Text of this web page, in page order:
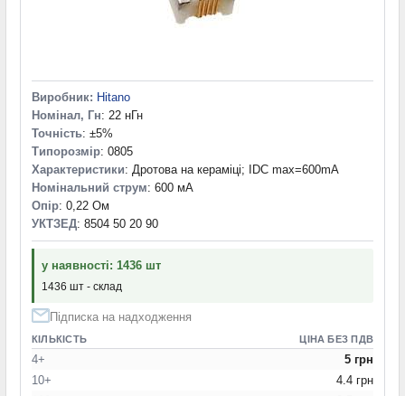
Виробник: Hitano
Номінал, Гн: 22 нГн
Точність: ±5%
Типорозмір: 0805
Характеристики: Дротова на кераміці; IDC max=600mA
Номінальний струм: 600 мА
Опір: 0,22 Ом
УКТЗЕД: 8504 50 20 90
у наявності: 1436 шт
1436 шт - склад
Підписка на надходження
КІЛЬКІСТЬ ЦІНА БЕЗ ПДВ
4+
5 грн
10+
4.4 грн